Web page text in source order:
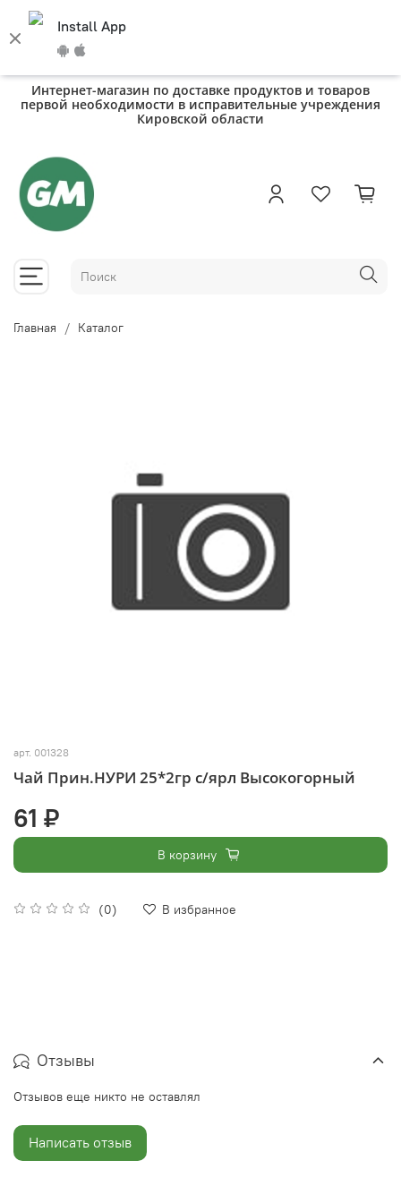
Install App
Интернет-магазин по доставке продуктов и товаров
первой необходимости в исправительные учреждения
Кировской области
Главная Каталог
арт. 001328
Чай Прин.НУРИ 25*2гр c/ярл Высокогорный
(0) В избранное
61 ₽
В корзину
Отзывы
Отзывов еще никто не оставлял
Написать отзыв